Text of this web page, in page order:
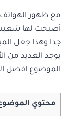
مع ظهور الهواتف
أصبحت لها
جدا وهذا جعل
يوجد العديد من
الموضوع افضل
محتوي